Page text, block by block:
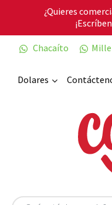
¿Quieres
Chacaíto
Dolares